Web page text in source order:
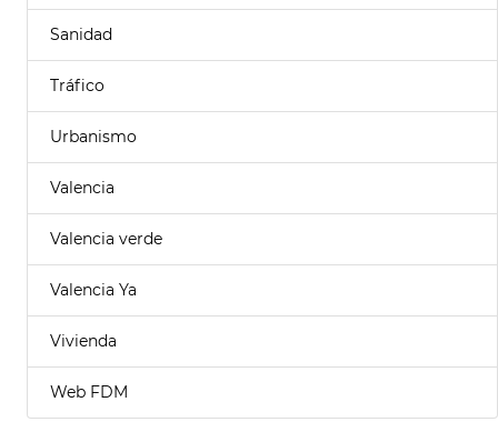
Sanidad
Tráfico
Urbanismo
Valencia
Valencia verde
Valencia Ya
Vivienda
Web FDM